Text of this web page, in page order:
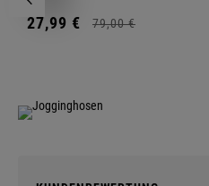
27,99 € 79,00 €